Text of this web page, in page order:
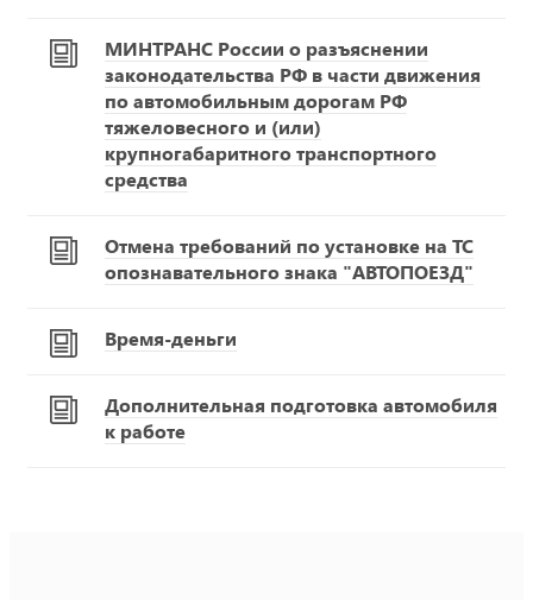
МИНТРАНС России о разъяснении
законодательства РФ в части движения
по автомобильным дорогам РФ
тяжеловесного и (или)
крупногабаритного транспортного
средства
Отмена требований по установке на ТС
опознавательного знака "АВТОПОЕЗД"
Время-деньги
Дополнительная подготовка автомобиля
к работе